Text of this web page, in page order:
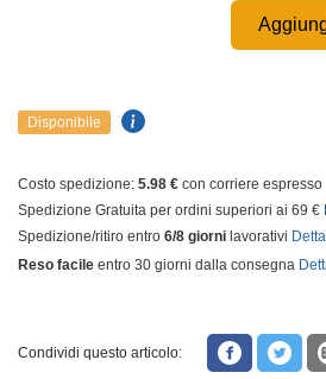
Disponibile
Costo spedizione: 5.98 € con corriere espresso
Spedizione Gratuita per ordini superiori ai 69 €
Spedizione/ritiro entro 6/8 giorni lavorativi
Reso facile entro 30 giorni dalla consegna
Condividi questo articolo: